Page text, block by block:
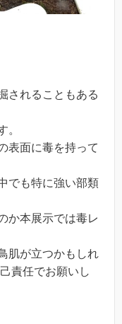
されることもある
。
表面に毒を持って
でも特に強い部類
か本展示では毒レ
肌が立つかもしれ
責任でお願いし